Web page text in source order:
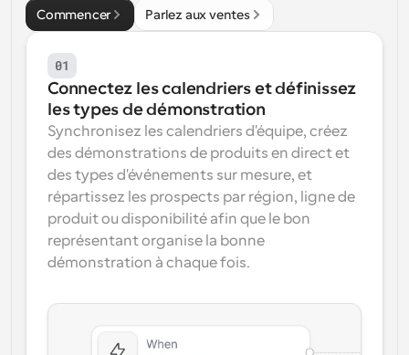
Liens de groupe dynamique
Réservez facilement des réunions avec plusieurs
Webhooks
Soyez informé lorsque quelque chose se passe
Commencer Parlez aux ventes
01
Connectez les calendriers et définissez
les types de démonstration
Synchronisez les calendriers d'équipe, créez
des démonstrations de produits en direct et
des types d'événements sur mesure, et
répartissez les prospects par région, ligne de
produit ou disponibilité afin que le bon
représentant organise la bonne
démonstration à chaque fois.